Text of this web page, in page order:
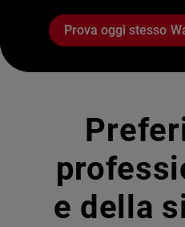
Prova oggi stesso
e della